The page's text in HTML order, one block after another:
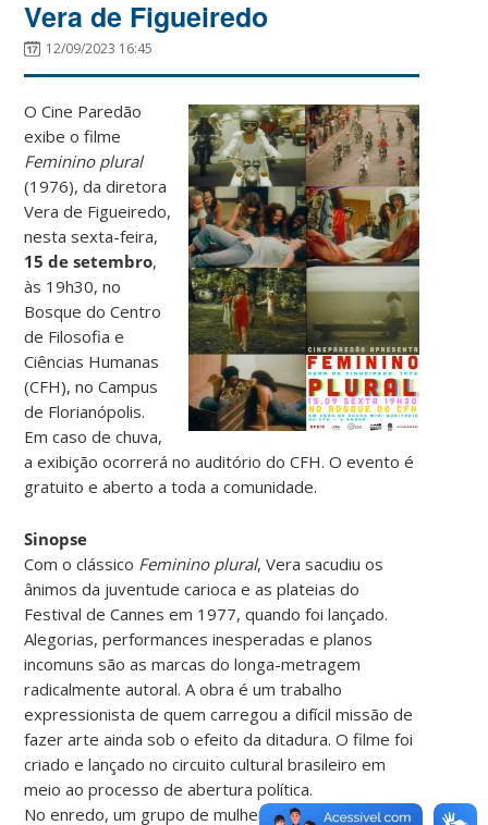
Vera de Figueiredo
12/09/2023 16:45
O Cine Paredão
exibe o filme
Feminino plural
(1976), da diretora
Vera de Figueiredo,
nesta sexta-feira,
15 de setembro,
às 19h30, no
Bosque do Centro
de Filosofia e
Ciências Humanas
(CFH), no Campus
de Florianópolis.
Em caso de chuva,
a exibição ocorrerá no auditório do CFH. O evento é
gratuito e aberto a toda a comunidade.
Sinopse
Com o clássico Feminino plural, Vera sacudiu os
ânimos da juventude carioca e as plateias do
Festival de Cannes em 1977, quando foi lançado.
Alegorias, performances inesperadas e planos
incomuns são as marcas do longa-metragem
radicalmente autoral. A obra é um trabalho
expressionista de quem carregou a difícil missão de
fazer arte ainda sob o efeito da ditadura. O filme foi
criado e lançado no circuito cultural brasileiro em
meio ao processo de abertura política.
No enredo, um grupo de mulheres sai dirigindo